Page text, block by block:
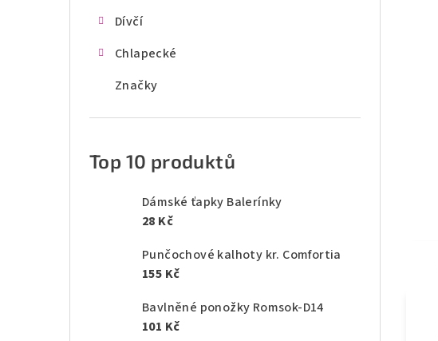
Dívčí
Chlapecké
Značky
Top 10 produktů
Dámské ťapky Balerínky
28 Kč
Punčochové kalhoty kr. Comfortia
155 Kč
Bavlněné ponožky Romsok-D14
101 Kč